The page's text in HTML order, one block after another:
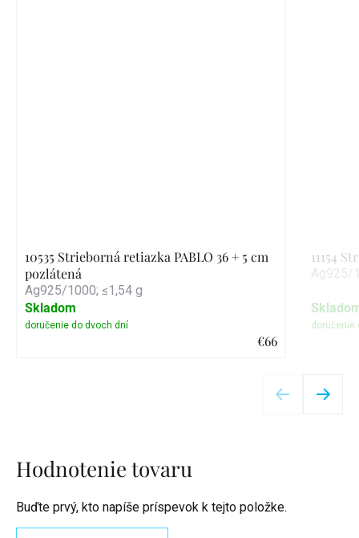
10535 Strieborná retiazka PABLO 36 + 5 cm
pozlátená
Ag925/1000; ≤1,54 g
€66
Skladom
11154
Hodnotenie tovaru
Buďte prvý, kto napíše príspevok k tejto položke.